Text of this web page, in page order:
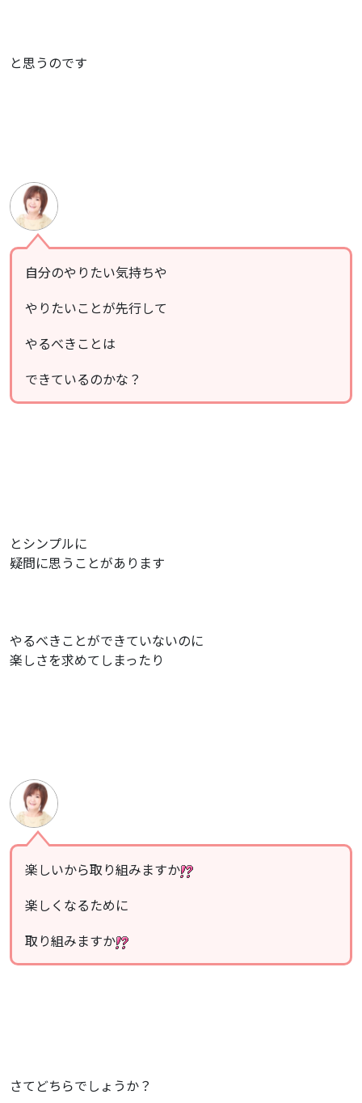
と思うのです
自分のやりたい気持ちや
やりたいことが先行して
やるべきことは
できているのかな？
とシンプルに
疑問に思うことがあります
やるべきことができていないのに
楽しさを求めてしまったり
楽しいから取り組みますか
楽しくなるために
取り組みますか
さてどちらでしょうか？